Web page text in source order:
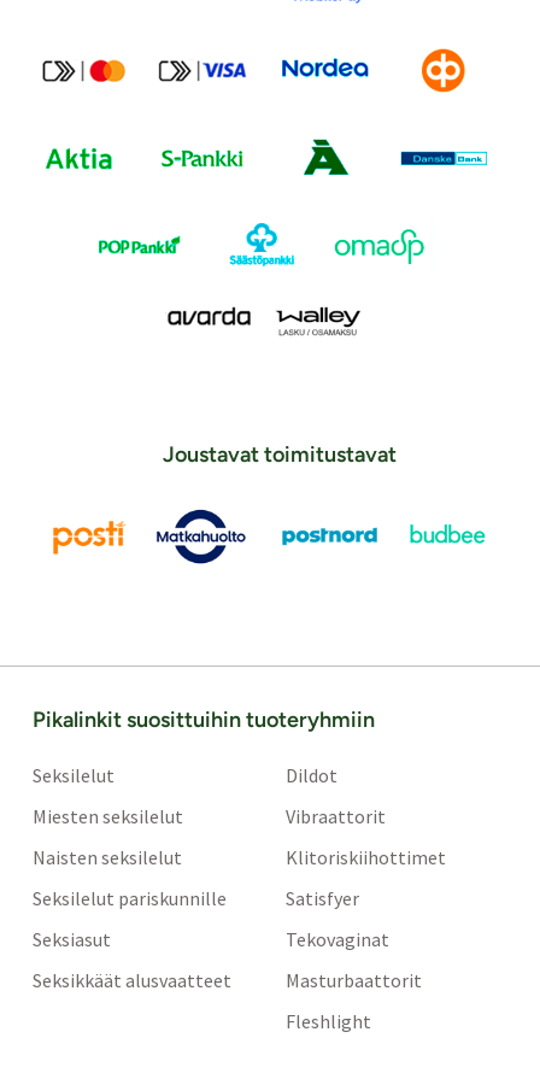
Joustavat toimitustavat
Pikalinkit suosittuihin tuoteryhmiin
Seksilelut
Miesten seksilelut
Naisten seksilelut
Seksilelut pariskunnille
Seksiasut
Seksikkäät alusvaatteet
Dildot
Vibraattorit
Klitoriskiihottimet
Satisfyer
Tekovaginat
Masturbaattorit
Fleshlight